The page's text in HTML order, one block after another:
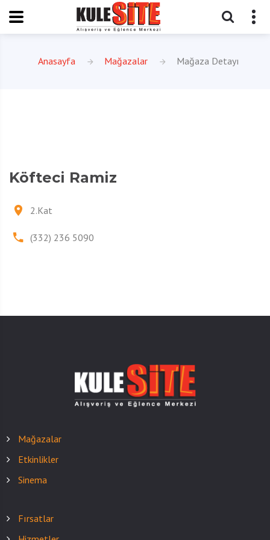
Anasayfa Mağazalar Mağaza Detayı
Köfteci Ramiz
2.Kat
(332) 236 5090
Mağazalar
Etkinlikler
Sinema
Fırsatlar